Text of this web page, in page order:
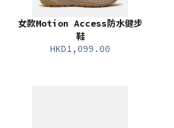
女款Motion Access防水健步
鞋
HKD1,099.00